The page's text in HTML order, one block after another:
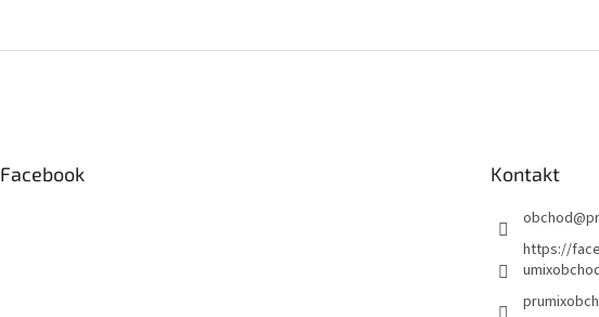
Facebook Kontakt
obchod@
https://